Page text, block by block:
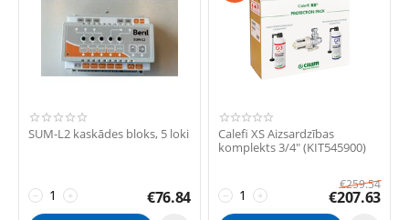
SUM-L2 kaskādes bloks, 5 loki
+
− €76.84
Calefi XS Aizsardzības
komplekts 3/4" (KIT545900)
+
−
€259.54
€207.63